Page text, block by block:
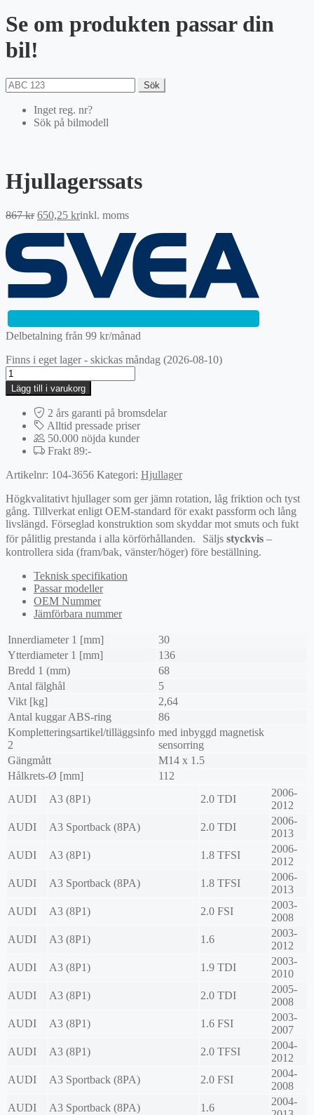
Se om produkten passar din
bil!
Sök
Inget reg. nr?
Sök på bilmodell
Hjullagerssats
867kr Det
867 kr.
650,25 krDet
priset
är:
650,25 kr.
inkl. moms
Delbetalning från 99 kr/månad
Finns i eget lager - skickas måndag (2026-08-10)
Hjullagerssats
mängd
Lägg till i varukorg
2 års garanti på bromsdelar
Alltid pressade priser
50.000 nöjda kunder
Frakt 89:-
Artikelnr: 104-3656 Kategori: Hjullager
Högkvalitativt hjullager som ger jämn rotation, låg friktion och tyst
gång. Tillverkat enligt OEM-standard för exakt passform och lång
livslängd. Förseglad konstruktion som skyddar mot smuts och fukt
för pålitlig prestanda i alla körförhållanden. Säljs styckvis –
kontrollera sida (fram/bak, vänster/höger) före beställning.
Teknisk specifikation
Passar modeller
OEM Nummer
Jämförbara nummer
Innerdiameter 1 [mm]
30
Ytterdiameter 1 [mm]
136
Bredd 1 (mm)
68
Antal fälghål
5
Vikt [kg]
2,64
Antal kuggar ABS-ring
86
Kompletteringsartikel/tilläggsinfo
2
med inbyggd magnetisk
sensorring
Gängmått
M14 x 1.5
Hålkrets-Ø [mm]
112
AUDI
A3 (8P1) 2.0 TDI
2006-
2012
AUDI
A3 Sportback (8PA) 2.0 TDI
2006-
2013
AUDI
A3 (8P1) 1.8 TFSI
2006-
2012
AUDI
A3 Sportback (8PA) 1.8 TFSI
2006-
2013
AUDI
A3 (8P1) 2.0 FSI
2003-
2008
AUDI
A3 (8P1) 1.6
2003-
2012
AUDI
A3 (8P1) 1.9 TDI
2003-
2010
AUDI
A3 (8P1) 2.0 TDI
2005-
2008
AUDI
A3 (8P1) 1.6 FSI
2003-
2007
AUDI
A3 (8P1) 2.0 TFSI
2004-
2012
AUDI
A3 Sportback (8PA) 2.0 FSI
2004-
2008
AUDI
A3 Sportback (8PA) 1.6
2004-